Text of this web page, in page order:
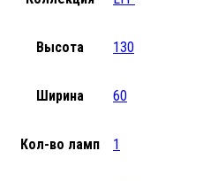
Высота 130
Ширина 60
Кол-во ламп 1